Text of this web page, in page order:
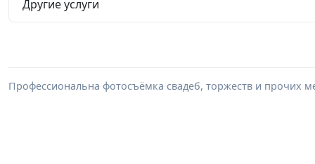
Другие услуги
Профессиональна фотосъёмка свадеб, торжеств и прочих